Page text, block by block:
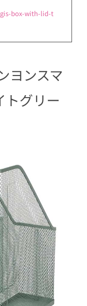
box-with-lid-t
ヨンスマ
トグリー